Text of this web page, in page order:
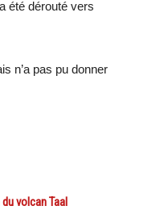
été dérouté vers
n’a pas pu donner
volcan Taal